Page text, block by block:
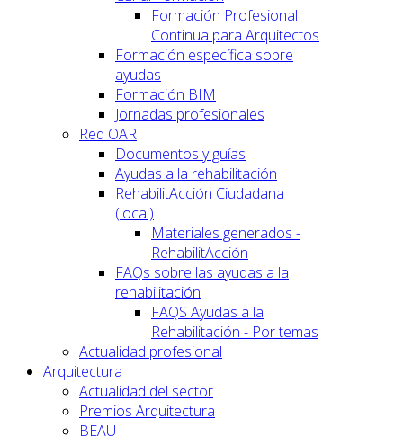
Formación Profesional
Continua para Arquitectos
Formación específica sobre
ayudas
Formación BIM
Jornadas profesionales
Red OAR
Documentos y guías
Ayudas a la rehabilitación
RehabilitAcción Ciudadana
(local)
Materiales generados -
RehabilitAcción
FAQs sobre las ayudas a la
rehabilitación
FAQS Ayudas a la
Rehabilitación - Por temas
Actualidad profesional
Arquitectura
Actualidad del sector
Premios Arquitectura
BEAU